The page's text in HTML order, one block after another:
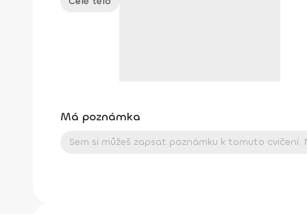
Má poznámka